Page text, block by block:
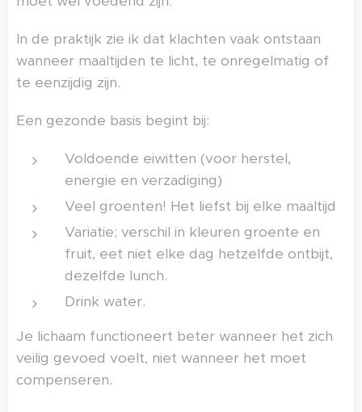
In de praktijk zie ik dat klachten vaak ontstaan
wanneer maaltijden te licht, te onregelmatig of
te eenzijdig zijn.
Een gezonde basis begint bij:
Voldoende eiwitten (voor herstel,
energie en verzadiging)
Veel groenten! Het liefst bij elke maaltijd
Variatie; verschil in kleuren groente en
fruit, eet niet elke dag hetzelfde ontbijt,
dezelfde lunch.
Drink water.
Je lichaam functioneert beter wanneer het zich
veilig gevoed voelt, niet wanneer het moet
compenseren.